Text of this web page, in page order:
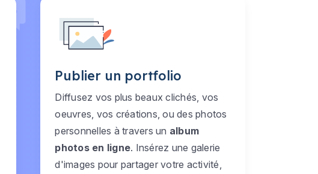
Publier un portfolio
Diffusez vos plus beaux clichés, vos
oeuvres, vos créations, ou des photos
personnelles à travers un album
photos en ligne. Insérez une galerie
d'images pour partager votre activité,